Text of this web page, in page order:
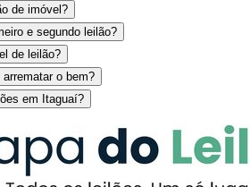
de imóvel?
e segundo leilão?
de leilão?
o bem?
em Itaguaí?